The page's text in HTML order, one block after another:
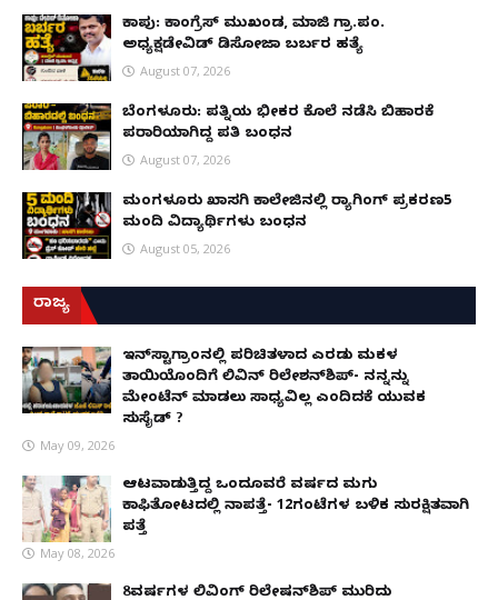
ಕಾಪು: ಕಾಂಗ್ರೆಸ್ ಮುಖಂಡ, ಮಾಜಿ ಗ್ರಾ.ಪಂ.
ಅಧ್ಯಕ್ಷಡೇವಿಡ್ ಡಿಸೋಜಾ ಬರ್ಬರ ಹತ್ಯೆ
August 07, 2026
ಬೆಂಗಳೂರು: ಪತ್ನಿಯ ಭೀಕರ ಕೊಲೆ ನಡೆಸಿ ಬಿಹಾರಕ್ಕೆ
ಪರಾರಿಯಾಗಿದ್ದ ಪತಿ ಬಂಧನ
August 07, 2026
ಮಂಗಳೂರು ಖಾಸಗಿ ಕಾಲೇಜಿನಲ್ಲಿ ರ‌್ಯಾಗಿಂಗ್ ಪ್ರಕರಣ5
ಮಂದಿ ವಿದ್ಯಾರ್ಥಿಗಳು ಬಂಧನ
August 05, 2026
ರಾಜ್ಯ
ಇನ್​ಸ್ಟಾಗ್ರಾಂನಲ್ಲಿ ಪರಿಚಿತಳಾದ ಎರಡು ಮಕ್ಕಳ
ತಾಯಿಯೊಂದಿಗೆ ಲಿವಿನ್ ರಿಲೇಶನ್​ಶಿಪ್- ನನ್ನನ್ನು
ಮೇಂಟೆನ್ ಮಾಡಲು ಸಾಧ್ಯವಿಲ್ಲ ಎಂದಿದಕ್ಕೆ ಯುವಕ
ಸುಸೈಡ್ ?
May 09, 2026
ಆಟವಾಡುತ್ತಿದ್ದ ಒಂದೂವರೆ ವರ್ಷದ ಮಗು
ಕಾಫಿತೋಟದಲ್ಲಿ ನಾಪತ್ತೆ- 12ಗಂಟೆಗಳ ಬಳಿಕ ಸುರಕ್ಷಿತವಾಗಿ
ಪತ್ತೆ
May 08, 2026
8ವರ್ಷಗಳ ಲಿವಿಂಗ್‌ ರಿಲೇಷನ್‌ಶಿಪ್ ಮುರಿದು